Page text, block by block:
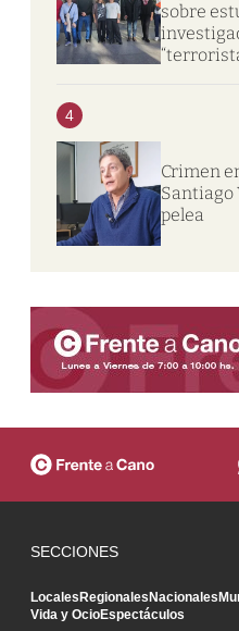
sobre
4
Crimen
Santiago
pelea
SECCIONES
LocalesRegionalesNacionales
Vida y OcioEspectáculos